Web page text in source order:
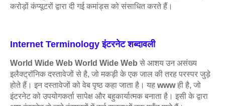
करोड़ों कंप्यूटरों द्वारा दी गई कमांड्स को संसाधित करते हैं।
Internet Terminology इंटरनेट शब्दावली
World Wide Web World Wide Web से आशय उन असंख्य
इलैक्ट्रॉनिक दस्तावेजों से है, जो मकड़ी के एक जाल की तरह परस्पर जुड़े
होते हैं। इन दस्तावेजों को वेब पृष्ठ कहा जाता है। यह wwwही है, जो
इंटरनेट को उपयोगकर्ता सापेक्ष और बहुकार्यात्मक बनाता है। इसी के द्वारा